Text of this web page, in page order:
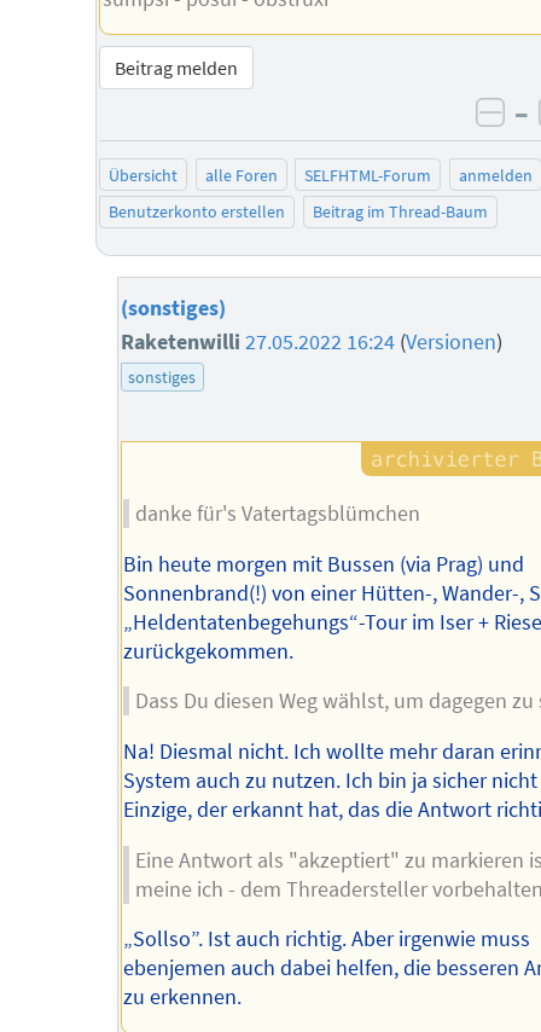
Beitrag melden
–
Übersicht alle Foren SELFHTML-Forum
anmelden
Benutzerkonto erstellen
Beitrag im Thread-Baum
(sonstiges)
Raketenwilli 27.05.2022 16:24 (Versionen)
sonstiges
danke für's Vatertagsblümchen
Bin heute morgen mit Bussen (via Prag) und
Sonnenbrand(!) von einer Hütten-, Wander-,
„Heldentatenbegehungs“-Tour im Iser +
zurückgekommen.
Dass Du diesen Weg wählst, um dagegen
Na! Diesmal nicht. Ich wollte mehr daran
System auch zu nutzen. Ich bin ja sicher
Einzige, der erkannt hat, das die Antwort
Eine Antwort als "akzeptiert" zu markieren
meine ich - dem Threadersteller
„Sollso”. Ist auch richtig. Aber irgenwie muss
ebenjemen auch dabei helfen, die besseren
zu erkennen.